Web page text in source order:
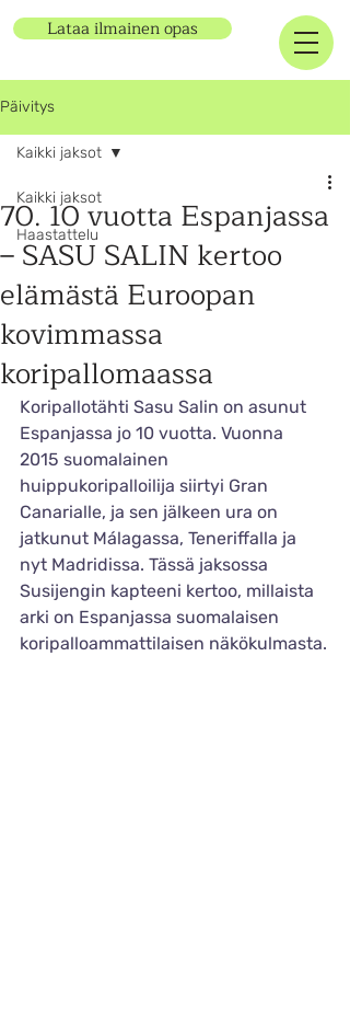
Lataa ilmainen opas
Päivitys
Kaikki jaksot
Haastattelu
Kaikki jaksot
70. 10 vuotta Espanjassa
– SASU SALIN kertoo
elämästä Euroopan
kovimmassa
koripallomaassa
Koripallotähti Sasu Salin on asunut
Espanjassa jo 10 vuotta. Vuonna
2015 suomalainen
huippukoripalloilija siirtyi Gran
Canarialle, ja sen jälkeen ura on
jatkunut Málagassa, Teneriffalla ja
nyt Madridissa. Tässä jaksossa
Susijengin kapteeni kertoo, millaista
arki on Espanjassa suomalaisen
koripalloammattilaisen näkökulmasta.